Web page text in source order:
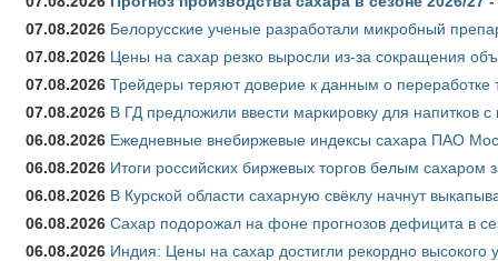
07.08.2026 Белорусские ученые разработали микробный
07.08.2026 Цены на сахар резко выросли из-за сокращения
07.08.2026 Трейдеры теряют доверие к данным о переработке
07.08.2026 В ГД предложили ввести маркировку для напитков
06.08.2026 Ежедневные внебиржевые индексы сахара ПАО
06.08.2026 Итоги российских биржевых торгов белым сахаром
06.08.2026 В Курской области сахарную свёклу начнут
06.08.2026 Сахар подорожал на фоне прогнозов дефицита в
06.08.2026 Индия: Цены на сахар достигли рекордно высокого